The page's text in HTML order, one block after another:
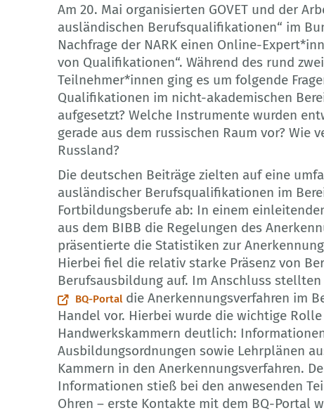
Am 20. Mai organisierten GOVET und der
ausländischen Berufsqualifikationen“ im
Nachfrage der NARK einen Online-
von Qualifikationen“. Während des rund
Teilnehmer*innen ging es um folgende
Qualifikationen im nicht-akademischen
aufgesetzt? Welche Instrumente wurden
gerade aus dem russischen Raum vor? Wie
Russland?
Die deutschen Beiträge zielten auf eine
ausländischer Berufsqualifikationen im
Fortbildungsberufe ab: In einem
aus dem BIBB die Regelungen des
präsentierte die Statistiken zur
Hierbei fiel die relativ starke Präsenz von
Berufsausbildung auf. Im Anschluss
BQ-Portaldie Anerkennungsverfahren im
Handel vor. Hierbei wurde die wichtige
Handwerkskammern deutlich:
Ausbildungsordnungen sowie Lehrplänen
Kammern in den Anerkennungsverfahren.
Informationen stieß bei den anwesenden
Ohren – erste Kontakte mit dem BQ-Portal